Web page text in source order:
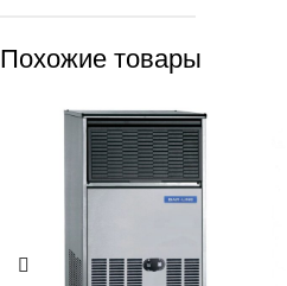
Похожие товары